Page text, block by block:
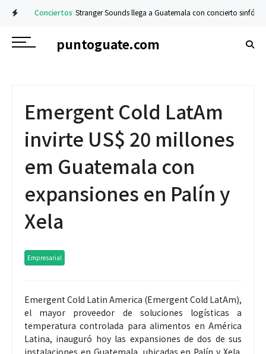
Conciertos Stranger Sounds llega a Guatemala con concierto sinfónico
puntoguate.com
Emergent Cold LatAm
invirte US$ 20 millones
em Guatemala con
expansiones en Palín y
Xela
Empresarial
Emergent Cold Latin America (Emergent Cold LatAm),
el mayor proveedor de soluciones logísticas a
temperatura controlada para alimentos en América
Latina, inauguró hoy las expansiones de dos de sus
instalaciones en Guatemala, ubicadas en Palín y Xela.